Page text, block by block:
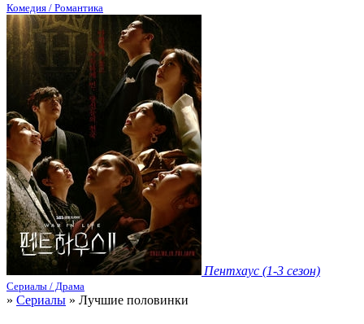
Комедия / Романтика
Пентхаус (1-3 сезон)
Сериалы / Драма
» Сериалы » Лучшие половинки